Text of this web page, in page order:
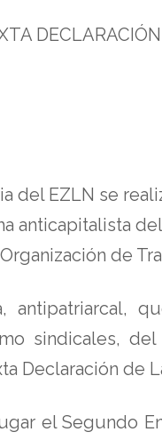
del EZLN se
anticapitalista
de
sindicales,
Declaración de
el Segundo